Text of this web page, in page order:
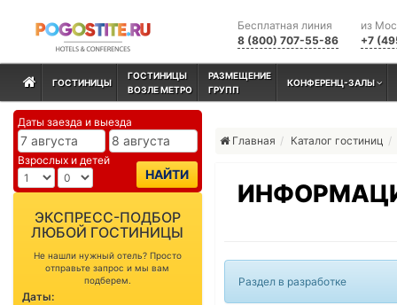
из
+7
Бесплатная линия
8 (800) 707-55-86
ГОСТИНИЦЫ
ГОСТИНИЦЫ
ВОЗЛЕ МЕТРО
РАЗМЕЩЕНИЕ
ГРУПП
КОНФЕРЕНЦ-ЗАЛЫ
Даты заезда и выезда
Взрослых и детей
НАЙТИ
ЭКСПРЕСС-ПОДБОР
ЛЮБОЙ ГОСТИНИЦЫ
Не нашли нужный отель? Просто
отправьте запрос и мы вам
подберем.
Даты:
Главная Каталог гостиниц
Раздел в разработке